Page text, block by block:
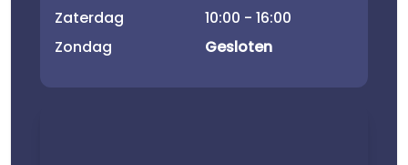
Zaterdag
10:00 - 16:00
Zondag
Gesloten